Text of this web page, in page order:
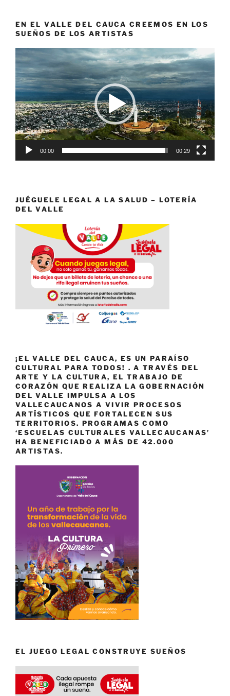
EN EL VALLE DEL CAUCA CREEMOS EN LOS
SUEÑOS DE LOS ARTISTAS
Reproductor
de
vídeo
00:00 00:29
JUÉGUELE LEGAL A LA SALUD – LOTERÍA
DEL VALLE
¡EL VALLE DEL CAUCA, ES UN PARAÍSO
CULTURAL PARA TODOS! . A TRAVÉS DEL
ARTE Y LA CULTURA, EL TRABAJO DE
CORAZÓN QUE REALIZA LA GOBERNACIÓN
DEL VALLE IMPULSA A LOS
VALLECAUCANOS A VIVIR PROCESOS
ARTÍSTICOS QUE FORTALECEN SUS
TERRITORIOS. PROGRAMAS COMO
‘ESCUELAS CULTURALES VALLECAUCANAS’
HA BENEFICIADO A MÁS DE 42.000
ARTISTAS.
EL JUEGO LEGAL CONSTRUYE SUEÑOS